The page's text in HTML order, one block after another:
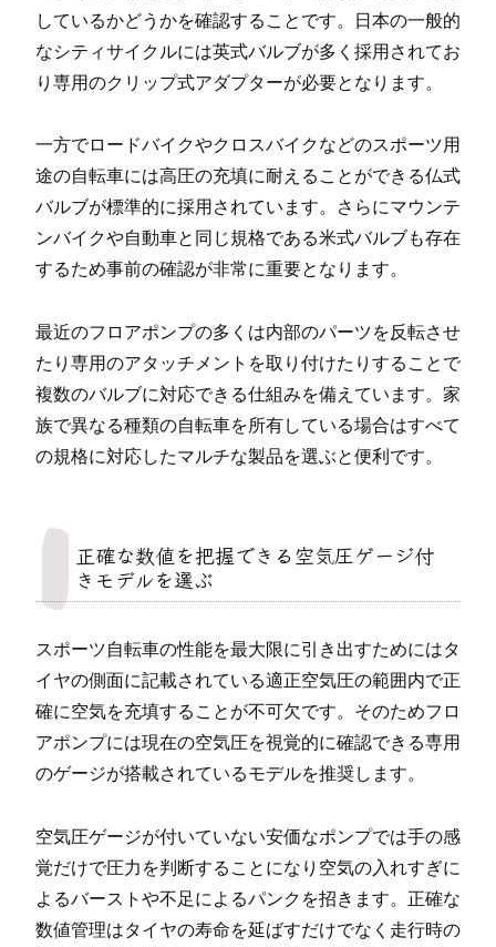
しているかどうかを確認することです。日本の一般的
なシティサイクルには英式バルブが多く採用されてお
り専用のクリップ式アダプターが必要となります。
一方でロードバイクやクロスバイクなどのスポーツ用
途の自転車には高圧の充填に耐えることができる仏式
バルブが標準的に採用されています。さらにマウンテ
ンバイクや自動車と同じ規格である米式バルブも存在
するため事前の確認が非常に重要となります。
最近のフロアポンプの多くは内部のパーツを反転させ
たり専用のアタッチメントを取り付けたりすることで
複数のバルブに対応できる仕組みを備えています。家
族で異なる種類の自転車を所有している場合はすべて
の規格に対応したマルチな製品を選ぶと便利です。
正確な数値を把握できる空気圧ゲージ付
きモデルを選ぶ
スポーツ自転車の性能を最大限に引き出すためにはタ
イヤの側面に記載されている適正空気圧の範囲内で正
確に空気を充填することが不可欠です。そのためフロ
アポンプには現在の空気圧を視覚的に確認できる専用
のゲージが搭載されているモデルを推奨します。
空気圧ゲージが付いていない安価なポンプでは手の感
覚だけで圧力を判断することになり空気の入れすぎに
よるバーストや不足によるパンクを招きます。正確な
数値管理はタイヤの寿命を延ばすだけでなく走行時の